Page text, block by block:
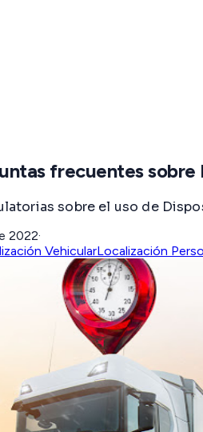
frecuentes sobre
sobre el uso de
2022·
VehicularLocalización